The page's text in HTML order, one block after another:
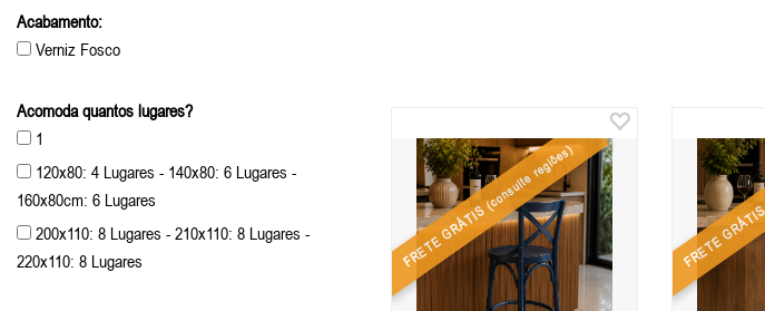
Acabamento:
Verniz Fosco
Acomoda quantos lugares?
1
120x80: 4 Lugares - 140x80: 6 Lugares -
160x80cm: 6 Lugares
200x110: 8 Lugares - 210x110: 8 Lugares -
220x110: 8 Lugares
FRETE GRÁTIS
(consulte regiões)
FRETE